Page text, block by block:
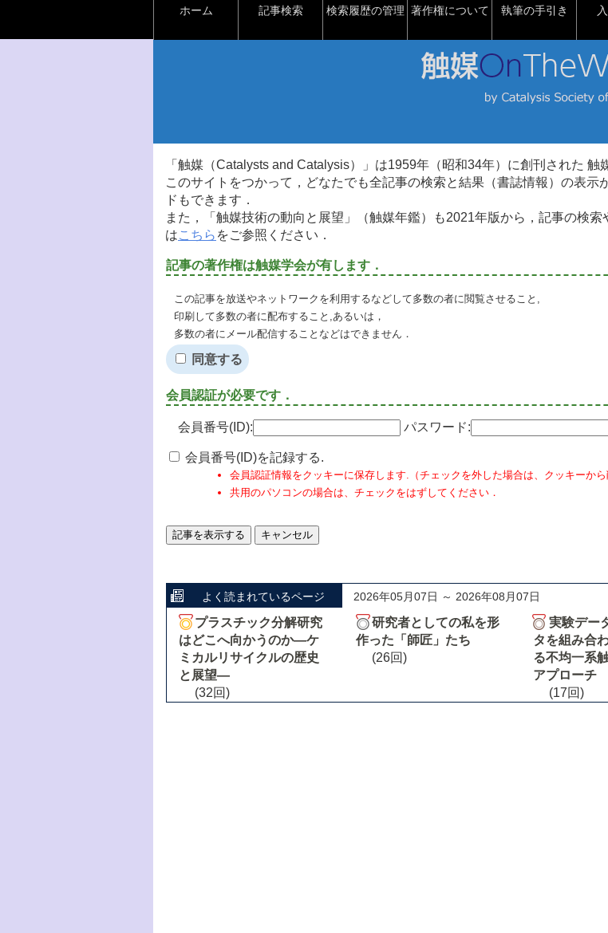
ホーム 記事検索 検索履歴の管理 著作権について 執筆の手引き
「触媒（Catalysts and Catalysis）」は1959年（昭和34年）に創刊された 触
このサイトをつかって，どなたでも全記事の検索と結果（書誌情報）の表
ドもできます．
また，「触媒技術の動向と展望」（触媒年鑑）も2021年版から，記事の検
はこちら をご参照ください．
記事の著作権は触媒学会が有します．
この記事を放送やネットワークを利用するなどして多数の者に閲覧させること,
印刷して多数の者に配布すること,あるいは，
多数の者にメール配信することなどはできません．
同意する
会員認証が必要です．
会員番号(ID): パスワード:
会員番号(ID)を記録する.
会員認証情報をクッキーに保存します.（チェックを外した場合は、クッキーから
共用のパソコンの場合は、チェックをはずしてください．
よく読まれているページ 2026年05月07日 ～ 2026年08月07日
プラスチック分解研究
はどこへ向かうのか―ケ
ミカルリサイクルの歴史
と展望―
(32回)
研究者としての私を形
作った「師匠」たち
(26回)
実験デー
タを組み合
る不均一系
アプローチ
(17回)